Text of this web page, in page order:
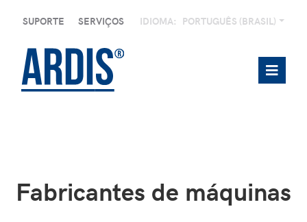
SUPORTE SERVIÇOS IDIOMA: PORTUGUÊS (BRASIL)
Fabricantes de máquinas